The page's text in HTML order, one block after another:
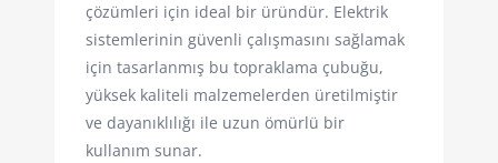
çözümleri için ideal bir üründür. Elektrik
sistemlerinin güvenli çalışmasını sağlamak
için tasarlanmış bu topraklama çubuğu,
yüksek kaliteli malzemelerden üretilmiştir
ve dayanıklılığı ile uzun ömürlü bir
kullanım sunar.